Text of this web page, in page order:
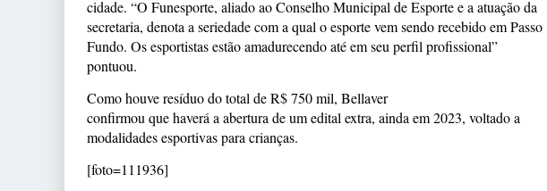
cidade. “O Funesporte, aliado ao Conselho Municipal de Esporte e a atuação da
secretaria, denota a seriedade com a qual o esporte vem sendo recebido em Passo
Fundo. Os esportistas estão amadurecendo até em seu perfil profissional”
pontuou.
Como houve resíduo do total de R$ 750 mil, Bellaver
confirmou que haverá a abertura de um edital extra, ainda em 2023, voltado a
modalidades esportivas para crianças.
[foto=111936]